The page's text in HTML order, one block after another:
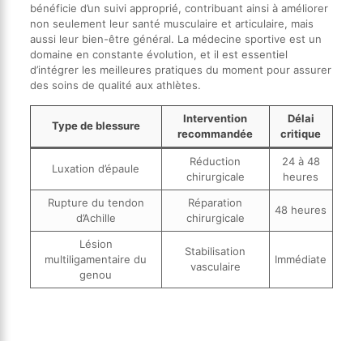
bénéficie d’un suivi approprié, contribuant ainsi à améliorer
non seulement leur santé musculaire et articulaire, mais
aussi leur bien-être général. La médecine sportive est un
domaine en constante évolution, et il est essentiel
d’intégrer les meilleures pratiques du moment pour assurer
des soins de qualité aux athlètes.
Type de blessure
Intervention
recommandée
Délai
critique
Luxation d’épaule
Réduction
chirurgicale
24 à 48
heures
Rupture du tendon
d’Achille
Réparation
chirurgicale
48 heures
Lésion
multiligamentaire du
genou
Stabilisation
vasculaire
Immédiate